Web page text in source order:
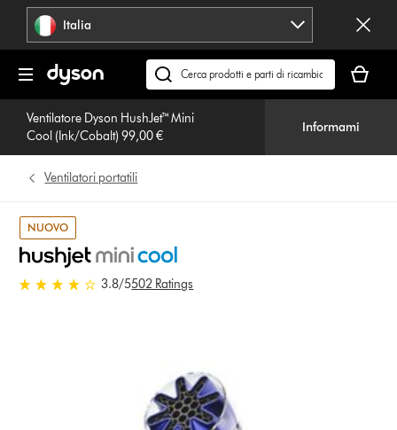
navigazione Italia
Cerca
su
dyson.it
carrello
è
Ventilatore Dyson HushJet™ Mini
Cool (Ink/Cobalt) 99,00 €
Informami
Ventilatori portatili
NUOVO
3.8 stelle su 5 da 502 Ratings
3.8/5502 Ratings